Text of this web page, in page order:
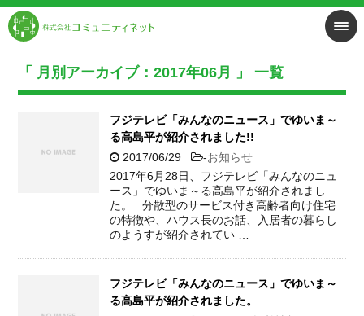
「 月別アーカイブ：2017年06月 」 一覧
フジテレビ「みんなのニュース」でゆいま～
る高島平が紹介されました!!
2017/06/29
-お知らせ
2017年6月28日、フジテレビ「みんなのニュ
ース」でゆいま～る高島平が紹介されまし
た。 分散型のサービス付き高齢者向け住宅
の特徴や、ハウス長のお話、入居者の暮らし
のようすが紹介されてい …
フジテレビ「みんなのニュース」でゆいま～
る高島平が紹介されました。